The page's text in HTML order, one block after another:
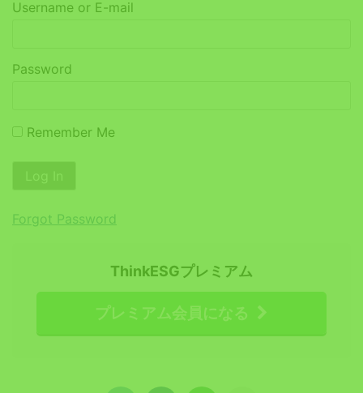
Username or E-mail
Password
Remember Me
Forgot Password
ThinkESGプレミアム
プレミアム会員になる